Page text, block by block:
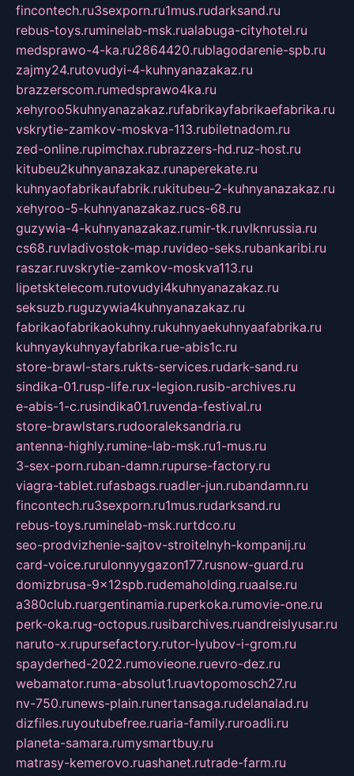
fincontech.ru3sexporn.ru1mus.rudarksand.ru
rebus-toys.ruminelab-msk.rualabuga-cityhotel.ru
medsprawo-4-ka.ru2864420.rublagodarenie-spb.ru
zajmy24.rutovudyi-4-kuhnyanazakaz.ru
brazzerscom.rumedsprawo4ka.ru
xehyroo5kuhnyanazakaz.rufabrikayfabrikaefabrika.ru
vskrytie-zamkov-moskva-113.rubiletnadom.ru
zed-online.rupimchax.rubrazzers-hd.ruz-host.ru
kitubeu2kuhnyanazakaz.runaperekate.ru
kuhnyaofabrikaufabrik.rukitubeu-2-kuhnyanazakaz.ru
xehyroo-5-kuhnyanazakaz.rucs-68.ru
guzywia-4-kuhnyanazakaz.rumir-tk.ruvlknrussia.ru
cs68.ruvladivostok-map.ruvideo-seks.rubankaribi.ru
raszar.ruvskrytie-zamkov-moskva113.ru
lipetsktelecom.rutovudyi4kuhnyanazakaz.ru
seksuzb.ruguzywia4kuhnyanazakaz.ru
fabrikaofabrikaokuhny.rukuhnyaekuhnyaafabrika.ru
kuhnyaykuhnyayfabrika.rue-abis1c.ru
store-brawl-stars.rukts-services.rudark-sand.ru
sindika-01.rusp-life.rux-legion.rusib-archives.ru
e-abis-1-c.rusindika01.ruvenda-festival.ru
store-brawlstars.rudooraleksandria.ru
antenna-highly.rumine-lab-msk.ru1-mus.ru
3-sex-porn.ruban-damn.rupurse-factory.ru
viagra-tablet.rufasbags.ruadler-jun.rubandamn.ru
fincontech.ru3sexporn.ru1mus.rudarksand.ru
rebus-toys.ruminelab-msk.rurtdco.ru
seo-prodvizhenie-sajtov-stroitelnyh-kompanij.ru
card-voice.rurulonnyygazon177.rusnow-guard.ru
domizbrusa-9x12spb.rudemaholding.ruaalse.ru
a380club.ruargentinamia.ruperkoka.rumovie-one.ru
perk-oka.rug-octopus.rusibarchives.ruandreislyusar.ru
naruto-x.rupursefactory.rutor-lyubov-i-grom.ru
spayderhed-2022.rumovieone.ruevro-dez.ru
webamator.ruma-absolut1.ruavtopomosch27.ru
nv-750.runews-plain.runertansaga.rudelanalad.ru
dizfiles.ruyoutubefree.ruaria-family.ruroadli.ru
planeta-samara.rumysmartbuy.ru
matrasy-kemerovo.ruashanet.rutrade-farm.ru